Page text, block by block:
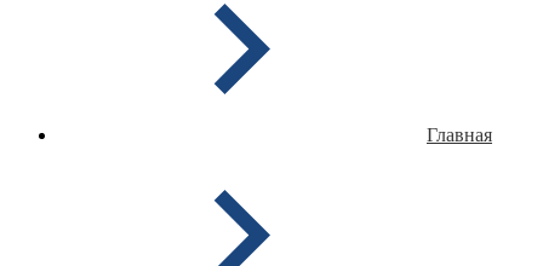
Главная